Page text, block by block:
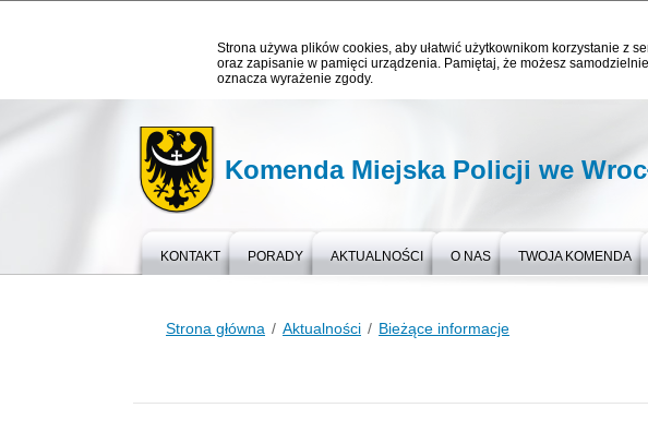
Strona używa plików cookies, aby ułatwić użytkownikom korzystanie z
oraz zapisanie w pamięci urządzenia. Pamiętaj, że możesz
oznacza wyrażenie zgody.
Komenda Miejska Policji we
KONTAKT PORADY AKTUALNOŚCI O NAS TWOJA KOMENDA
Strona główna Aktualności Bieżące informacje